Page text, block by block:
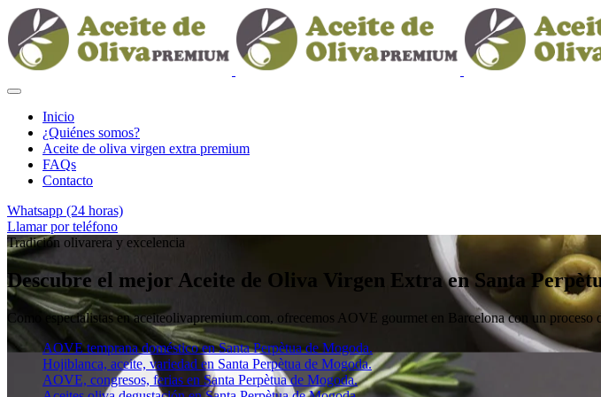
Inicio
¿Quiénes somos?
Aceite de oliva virgen extra premium
FAQs
Contacto
Whatsapp (24 horas)
Llamar por teléfono
Tradición olivarera y excelencia
Descubre el mejor Aceite de Oliva Virgen Extra en Santa
Como especialistas en aceiteolivapremium.com, ofrecemos AOVE gourmet en Barcelona con un
AOVE temprana doméstico en Santa Perpètua de Mogoda.
Hojiblanca, aceite, variedad en Santa Perpètua de Mogoda.
AOVE, congresos, ferias en Santa Perpètua de Mogoda.